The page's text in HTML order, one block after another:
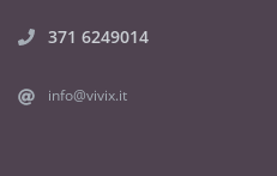
371 6249014
info@vivix.it